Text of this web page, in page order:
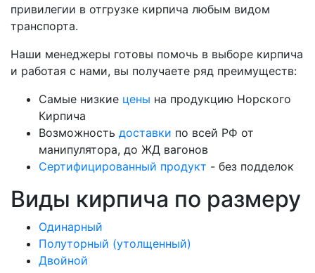
привилегии в отгрузке кирпича любым видом
транспорта.
Наши менеджеры готовы помочь в выборе кирпича
и работая с нами, вы получаете ряд преимуществ:
Самые низкие цены на продукцию Норского
Кирпича
Возможность доставки по всей РФ от
манипулятора, до ЖД вагонов
Сертифицированный продукт - без подделок
Виды кирпича по размеру
Одинарный
Полуторный (утолщенный)
Двойной